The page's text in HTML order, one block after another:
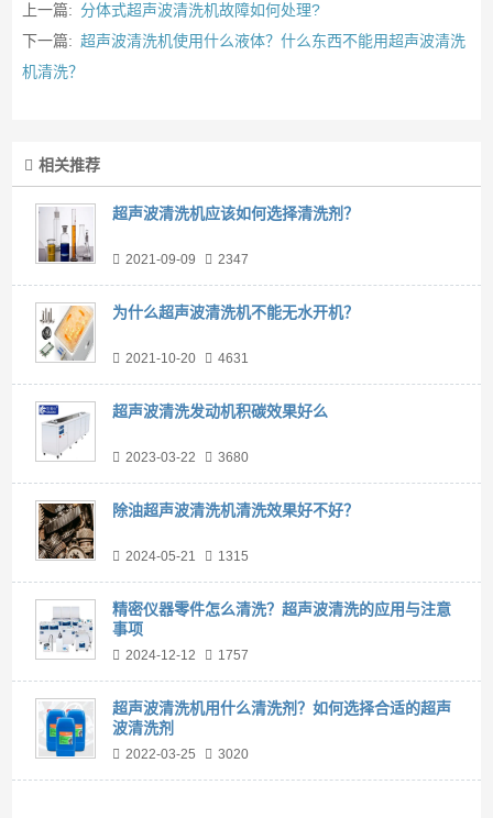
上一篇: 分体式超声波清洗机故障如何处理?
下一篇: 超声波清洗机使用什么液体？什么东西不能用超声波清洗
机清洗？
相关推荐
超声波清洗机应该如何选择清洗剂？
2021-09-09 2347
为什么超声波清洗机不能无水开机？
2021-10-20 4631
超声波清洗发动机积碳效果好么
2023-03-22 3680
除油超声波清洗机清洗效果好不好？
2024-05-21 1315
精密仪器零件怎么清洗？超声波清洗的应用与注意
事项
2024-12-12 1757
超声波清洗机用什么清洗剂？如何选择合适的超声
波清洗剂
2022-03-25 3020